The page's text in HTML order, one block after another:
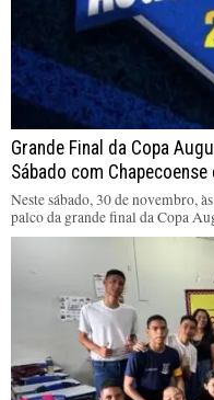
Grande Final da Copa
Sábado com
Neste sábado, 30 de novembro,
palco da grande final da Copa